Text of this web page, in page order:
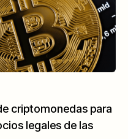
criptomonedas para
legales de las